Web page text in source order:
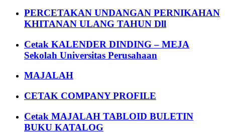
PERCETAKAN UNDANGAN PERNIKAHAN
KHITANAN ULANG TAHUN Dll
Cetak KALENDER DINDING – MEJA
Sekolah Universitas Perusahaan
MAJALAH
CETAK COMPANY PROFILE
Cetak MAJALAH TABLOID BULETIN
BUKU KATALOG